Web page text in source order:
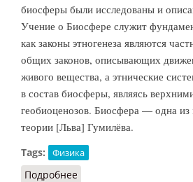
биосферы были исследованы и
Учение о Биосфере служит
как законы этногенеза являются
общих законов, описывающих
живого вещества, а этнические
в состав биосферы, являясь
геобиоценозов. Биосфера — одна из
теории [Льва] Гумилёва.
Tags: Физика
Подробнее